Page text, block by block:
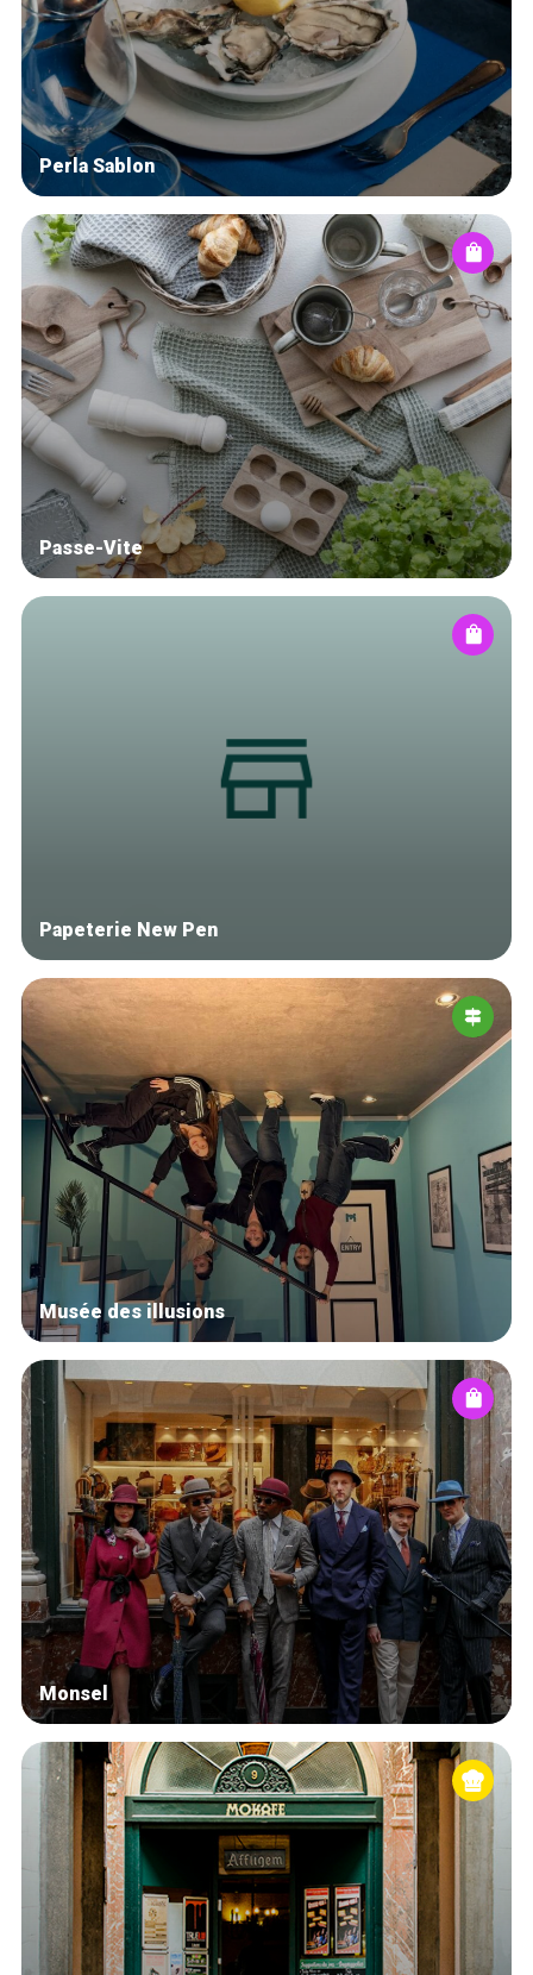
Accueil
Bonnes adresses
Quartiers
Blog
Tops 10
Artisans
A propos
Perla Sablon
Passe-Vite
Papeterie New Pen
Musée des illusions
Monsel